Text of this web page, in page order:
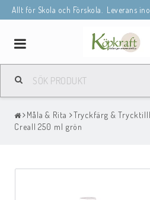
Allt för Skola och Förskola. Leverans
Toggle
navigation
Måla & Rita Tryckfärg &
Creall 250 ml grön